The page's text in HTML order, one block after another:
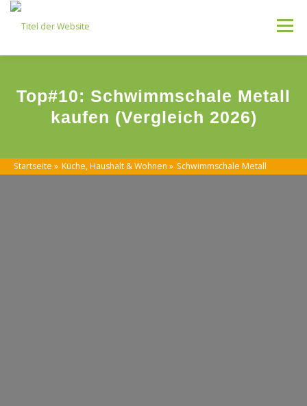
Skip
content
Menu
Top#10: Schwimmschale Metall
kaufen (Vergleich 2026)
Startseite » Küche, Haushalt & Wohnen » Schwimmschale Metall